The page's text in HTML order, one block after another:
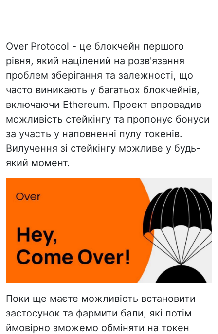
Over Protocol - це блокчейн першого
рівня, який націлений на розв'язання
проблем зберігання та залежності, що
часто виникають у багатьох блокчейнів,
включаючи Ethereum. Проект впровадив
можливість стейкінгу та пропонує бонуси
за участь у наповненні пулу токенів.
Вилучення зі стейкінгу можливе у будь-
який момент.
Поки ще маєте можливість встановити
застосунок та фармити бали, які потім
ймовірно зможемо обміняти на токен